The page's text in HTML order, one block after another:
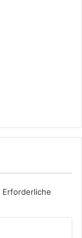
Erforderliche